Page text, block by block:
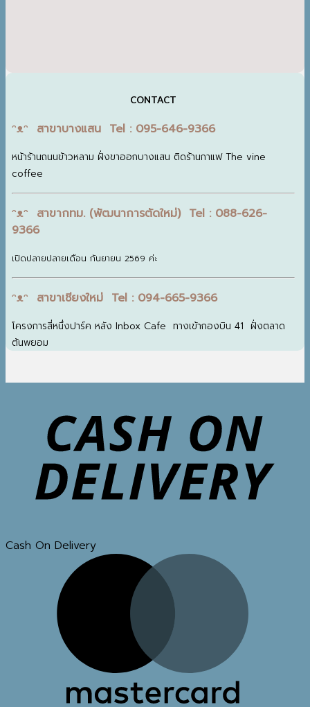
CONTACT
ᵔᴥᵔ สาขาบางแสน Tel : 095-646-9366
หน้าร้านถนนข้าวหลาม ฝั่งขาออกบางแสน ติดร้านกาแฟ The vine
coffee
ᵔᴥᵔ สาขากทม. (พัฒนาการตัดใหม่) Tel : 088-626-
9366
เปิดปลายปลายเดือน กันยายน 2569 ค่ะ
ᵔᴥᵔ สาขาเชียงใหม่ Tel : 094-665-9366
โครงการสี่หนึ่งปาร์ค หลัง Inbox Cafe ทางเข้ากองบิน 41 ฝั่งตลาด
ต้นพยอม
Cash On Delivery